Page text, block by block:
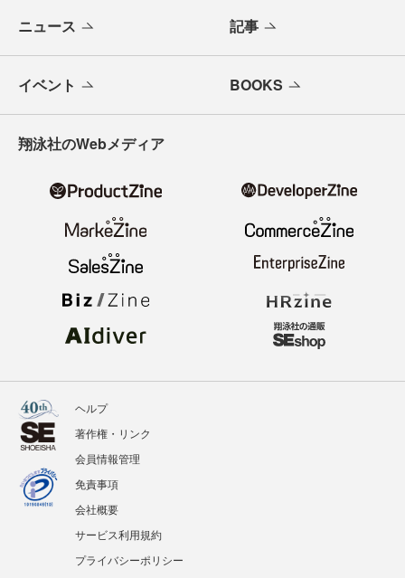
ニュース 記事
イベント BOOKS
翔泳社のWebメディア
ヘルプ
著作権・リンク
会員情報管理
免責事項
会社概要
サービス利用規約
プライバシーポリシー